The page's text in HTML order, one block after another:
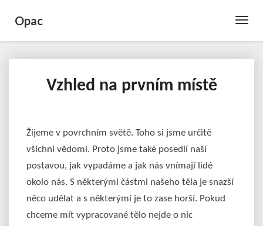
Toggle
Opac
Vzhled
Vzhled na prvním místě
Žijeme v povrchním světě. Toho si jsme určitě
všichni vědomi. Proto jsme také posedlí naší
postavou, jak vypadáme a jak nás vnímají lidé
okolo nás. S některými částmi našeho těla je snazší
něco udělat a s některými je to zase horší. Pokud
chceme mít vypracované tělo nejde o nic